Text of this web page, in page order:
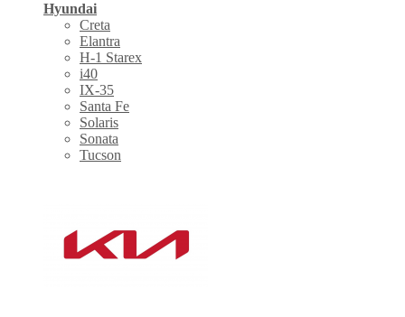
Hyundai
Creta
Elantra
H-1 Starex
i40
IX-35
Santa Fe
Solaris
Sonata
Tucson